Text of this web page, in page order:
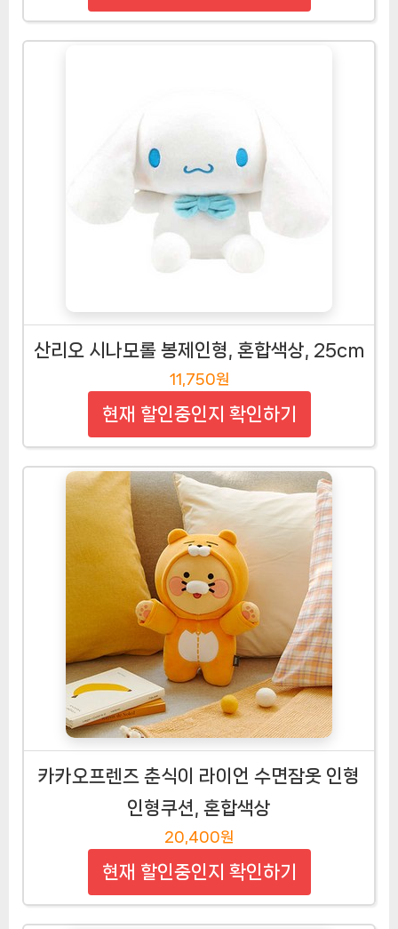
산리오 시나모롤 봉제인형, 혼합색상, 25cm
11,750원
현재 할인중인지 확인하기
카카오프렌즈 춘식이 라이언 수면잠옷 인형
인형쿠션, 혼합색상
20,400원
현재 할인중인지 확인하기